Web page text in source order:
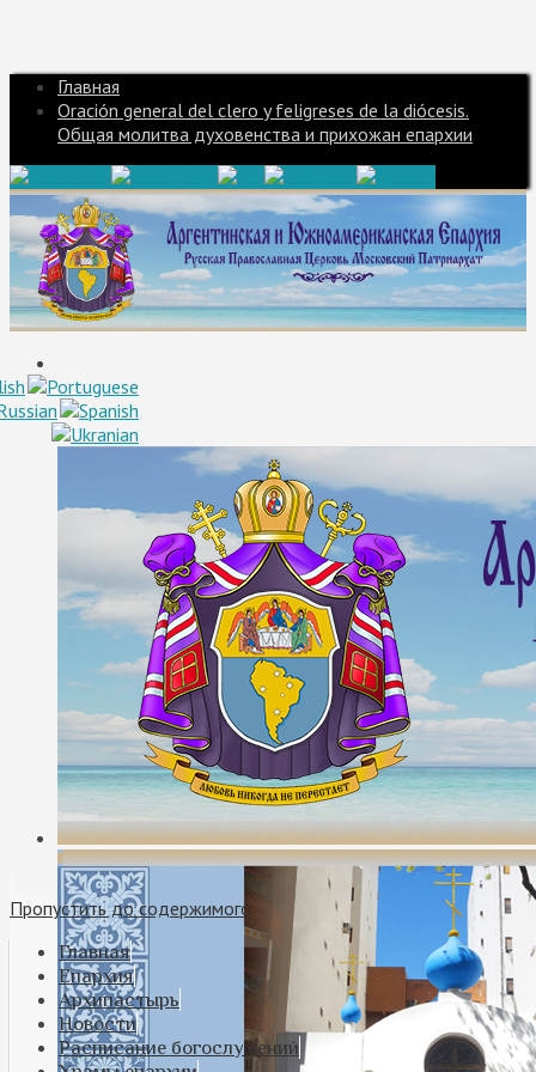
Главная
Oración general del clero y feligreses de la diócesis.
Общая молитва духовенства и прихожан епархии
Пропустить до содержимого
Главная
Епархия
Архипастырь
Новости
Расписание богослужений